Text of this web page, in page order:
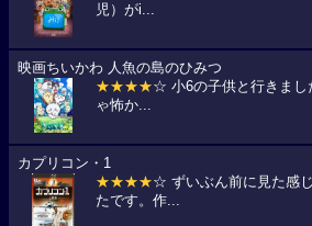
児）がi...
映画ちいかわ 人魚の島のひみつ
★★★★☆ 小6の子供と行きまし
ゃ怖か...
カプリコン・1
★★★★☆ ずいぶん前に見た感
たです。作...